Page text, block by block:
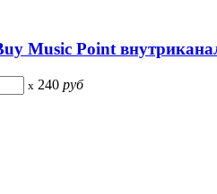
Music Point
x 240 руб